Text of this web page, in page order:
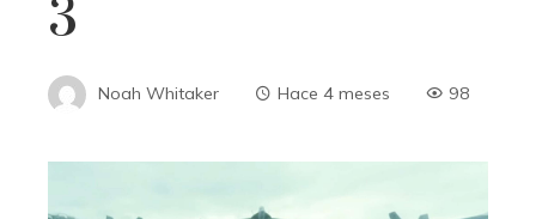
3
Noah Whitaker Hace 4 meses 98